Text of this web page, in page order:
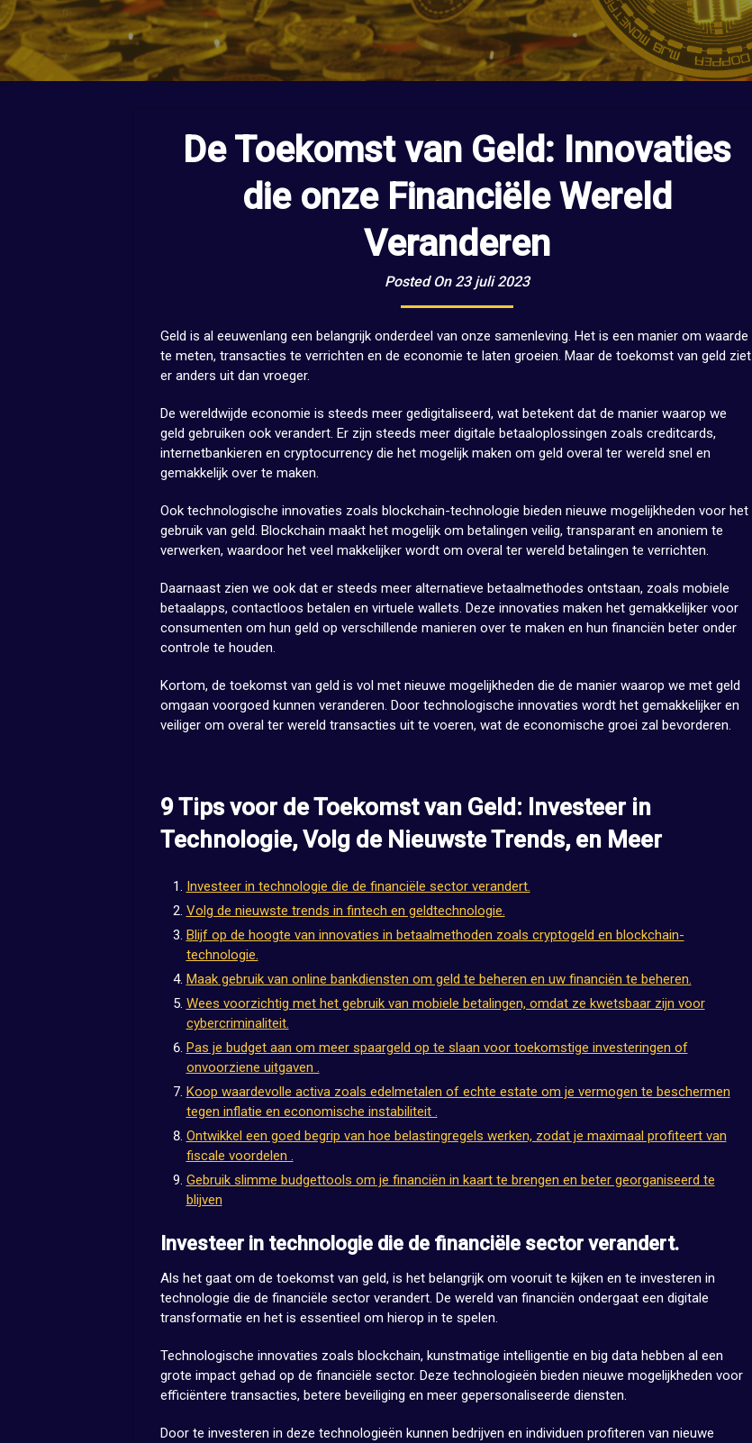
De Toekomst van Geld: Innovaties
die onze Financiële Wereld
Veranderen
Posted On 23 juli 2023
Geld is al eeuwenlang een belangrijk onderdeel van onze samenleving. Het is een manier om waarde
te meten, transacties te verrichten en de economie te laten groeien. Maar de toekomst van geld ziet
er anders uit dan vroeger.
De wereldwijde economie is steeds meer gedigitaliseerd, wat betekent dat de manier waarop we
geld gebruiken ook verandert. Er zijn steeds meer digitale betaaloplossingen zoals creditcards,
internetbankieren en cryptocurrency die het mogelijk maken om geld overal ter wereld snel en
gemakkelijk over te maken.
Ook technologische innovaties zoals blockchain-technologie bieden nieuwe mogelijkheden voor het
gebruik van geld. Blockchain maakt het mogelijk om betalingen veilig, transparant en anoniem te
verwerken, waardoor het veel makkelijker wordt om overal ter wereld betalingen te verrichten.
Daarnaast zien we ook dat er steeds meer alternatieve betaalmethodes ontstaan, zoals mobiele
betaalapps, contactloos betalen en virtuele wallets. Deze innovaties maken het gemakkelijker voor
consumenten om hun geld op verschillende manieren over te maken en hun financiën beter onder
controle te houden.
Kortom, de toekomst van geld is vol met nieuwe mogelijkheden die de manier waarop we met geld
omgaan voorgoed kunnen veranderen. Door technologische innovaties wordt het gemakkelijker en
veiliger om overal ter wereld transacties uit te voeren, wat de economische groei zal bevorderen.
9 Tips voor de Toekomst van Geld: Investeer in
Technologie, Volg de Nieuwste Trends, en Meer
Investeer in technologie die de financiële sector verandert.
Volg de nieuwste trends in fintech en geldtechnologie.
Blijf op de hoogte van innovaties in betaalmethoden zoals cryptogeld en blockchain-
technologie.
Maak gebruik van online bankdiensten om geld te beheren en uw financiën te beheren.
Wees voorzichtig met het gebruik van mobiele betalingen, omdat ze kwetsbaar zijn voor
cybercriminaliteit.
Pas je budget aan om meer spaargeld op te slaan voor toekomstige investeringen of
onvoorziene uitgaven .
Koop waardevolle activa zoals edelmetalen of echte estate om je vermogen te beschermen
tegen inflatie en economische instabiliteit .
Ontwikkel een goed begrip van hoe belastingregels werken, zodat je maximaal profiteert van
fiscale voordelen .
Gebruik slimme budgettools om je financiën in kaart te brengen en beter georganiseerd te
blijven
Investeer in technologie die de financiële sector verandert.
Als het gaat om de toekomst van geld, is het belangrijk om vooruit te kijken en te investeren in
technologie die de financiële sector verandert. De wereld van financiën ondergaat een digitale
transformatie en het is essentieel om hierop in te spelen.
Technologische innovaties zoals blockchain, kunstmatige intelligentie en big data hebben al een
grote impact gehad op de financiële sector. Deze technologieën bieden nieuwe mogelijkheden voor
efficiëntere transacties, betere beveiliging en meer gepersonaliseerde diensten.
Door te investeren in deze technologieën kunnen bedrijven en individuen profiteren van nieuwe